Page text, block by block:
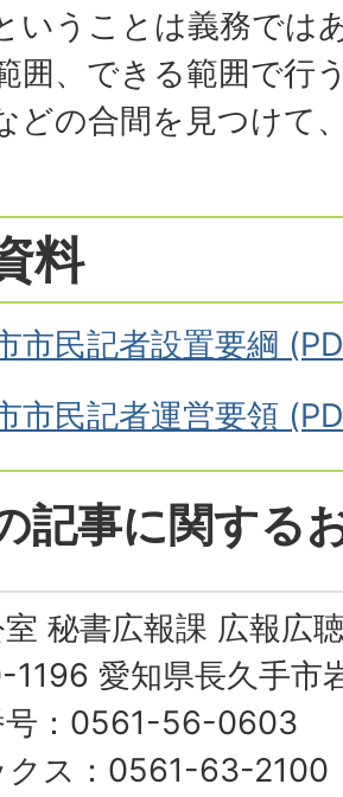
いうことは義務では
囲、できる範囲で行
どの合間を見つけて
料
市民記者設置要綱
市民記者運営要領
記事に関する
秘書広報課 広報広
1196 愛知県長久手市
号：0561-56-0603
クス：0561-63-2100